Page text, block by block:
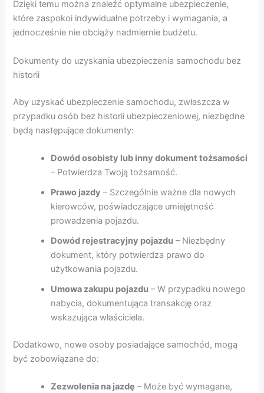
Dzięki temu można znaleźć optymalne ubezpieczenie,
które zaspokoi indywidualne potrzeby i wymagania, a
jednocześnie nie obciąży nadmiernie budżetu.
Dokumenty do uzyskania ubezpieczenia samochodu bez
historii
Aby uzyskać ubezpieczenie samochodu, zwłaszcza w
przypadku osób bez historii ubezpieczeniowej, niezbędne
będą następujące dokumenty:
Dowód osobisty lub inny dokument tożsamości
– Potwierdza Twoją tożsamość.
Prawo jazdy – Szczególnie ważne dla nowych
kierowców, poświadczające umiejętność
prowadzenia pojazdu.
Dowód rejestracyjny pojazdu – Niezbędny
dokument, który potwierdza prawo do
użytkowania pojazdu.
Umowa zakupu pojazdu – W przypadku nowego
nabycia, dokumentująca transakcję oraz
wskazująca właściciela.
Dodatkowo, nowe osoby posiadające samochód, mogą
być zobowiązane do:
Zezwolenia na jazdę – Może być wymagane,